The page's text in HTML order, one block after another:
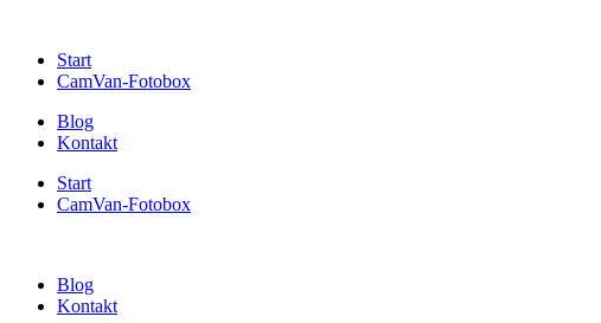
Start
CamVan-Fotobox
Blog
Kontakt
Start
CamVan-Fotobox
Blog
Kontakt